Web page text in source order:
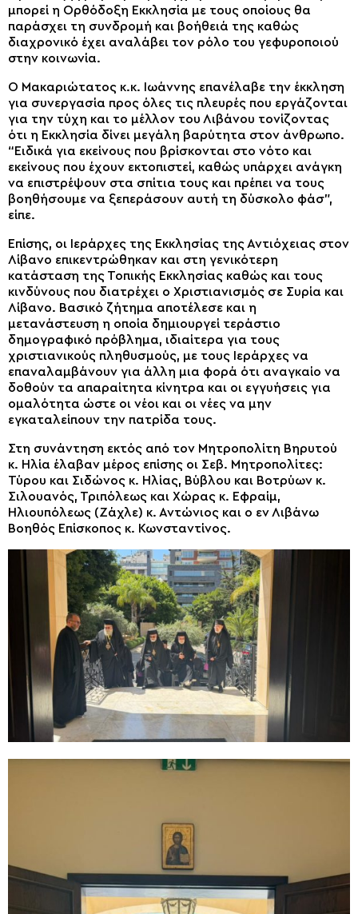
μπορεί η Ορθόδοξη Εκκλησία με τους οποίους θα
παράσχει τη συνδρομή και βοήθειά της καθώς
διαχρονικό έχει αναλάβει τον ρόλο του γεφυροποιού
στην κοινωνία.
Ο Μακαριώτατος κ.κ. Ιωάννης επανέλαβε την έκκληση
για συνεργασία προς όλες τις πλευρές που εργάζονται
για την τύχη και το μέλλον του Λιβάνου τονίζοντας
ότι η Εκκλησία δίνει μεγάλη βαρύτητα στον άνθρωπο.
“Ειδικά για εκείνους που βρίσκονται στο νότο και
εκείνους που έχουν εκτοπιστεί, καθώς υπάρχει ανάγκη
να επιστρέψουν στα σπίτια τους και πρέπει να τους
βοηθήσουμε να ξεπεράσουν αυτή τη δύσκολο φάσ”,
είπε.
Επίσης, οι Ιεράρχες της Εκκλησίας της Αντιόχειας στον
Λίβανο επικεντρώθηκαν και στη γενικότερη
κατάσταση της Τοπικής Εκκλησίας καθώς και τους
κινδύνους που διατρέχει ο Χριστιανισμός σε Συρία και
Λίβανο. Βασικό ζήτημα αποτέλεσε και η
μετανάστευση η οποία δημιουργεί τεράστιο
δημογραφικό πρόβλημα, ιδιαίτερα για τους
χριστιανικούς πληθυσμούς, με τους Ιεράρχες να
επαναλαμβάνουν για άλλη μια φορά ότι αναγκαίο να
δοθούν τα απαραίτητα κίνητρα και οι εγγυήσεις για
ομαλότητα ώστε οι νέοι και οι νέες να μην
εγκαταλείπουν την πατρίδα τους.
Στη συνάντηση εκτός από τον Μητροπολίτη Βηρυτού
κ. Ηλία έλαβαν μέρος επίσης οι Σεβ. Μητροπολίτες:
Τύρου και Σιδώνος κ. Ηλίας, Βύβλου και Βοτρύων κ.
Σιλουανός, Τριπόλεως και Χώρας κ. Εφραίμ,
Ηλιουπόλεως (Ζάχλε) κ. Αντώνιος και ο εν Λιβάνω
Βοηθός Επίσκοπος κ. Κωνσταντίνος.